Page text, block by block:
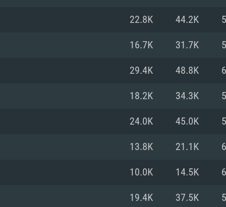
(64 bit)
코어 이상
이상을 지원하는 AMD
터넷
(최소 클라이언트)
운영
프로
메모
그래
11.0
의 Core i5 (Intel Xeon 은 지
성능을 가지는 Mac 버전
상도: 720p
터넷
(최소 클라이언트)
운영
프로
상
네트
여유
최신 버전
코어
지원하고, 최신 그래픽 드라
최신 그래픽 드라이버를
만; 최소사양 지원 해상도
운영
프로
메모
그래
와 동
지원
22.8K 44.2K
16.7K 31.7K
29.4K 48.8K
18.2K 34.3K
24.0K 45.0K
13.8K 21.1K
10.0K 14.5K
19.4K 37.5K